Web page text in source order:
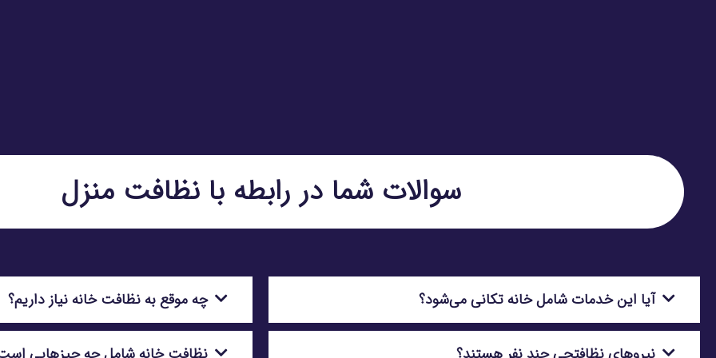
سوالات شما در رابطه با نظافت منزل
آیا این خدمات شامل خانه تکانی می‌شود؟ چه موقع به نظافت خانه نیاز داریم؟